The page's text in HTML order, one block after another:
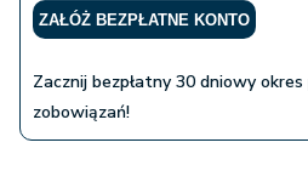
ZAŁÓŻ BEZPŁATNE KONTO
Zacznij bezpłatny 30 dniowy
zobowiązań!